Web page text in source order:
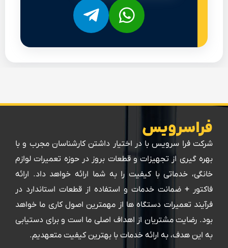
فراسرویس
شرکت فرا سرویس با در اختیار داشتن کارشناسان مجرب و با
بهره گیری از تجهیزات و قطعات بروز در حوزه تعمیرات لوازم
خانگی، خدماتی با کیفیت را به شما ارائه خواهد داد. ارائه
فاکتور + ضمانت خدمات و استفاده از قطعات استاندارد در
فرآیند تعمیرات دستگاه ها از مهمترین اصول کاری ما خواهد
بود. رضایت مشتریان از اهداف اصلی ما است و برای دستیابی
به این هدف، به ارائه خدمات با بهترین کیفیت متعهدیم.